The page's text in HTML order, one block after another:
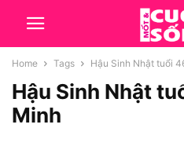
Home Tags Hậu Sinh Nhật tuổi
Hậu Sinh Nhật
Minh